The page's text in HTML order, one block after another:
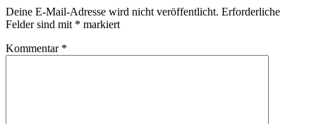
Deine E-Mail-Adresse wird nicht veröffentlicht. Erforderliche
Felder sind mit * markiert
Kommentar *